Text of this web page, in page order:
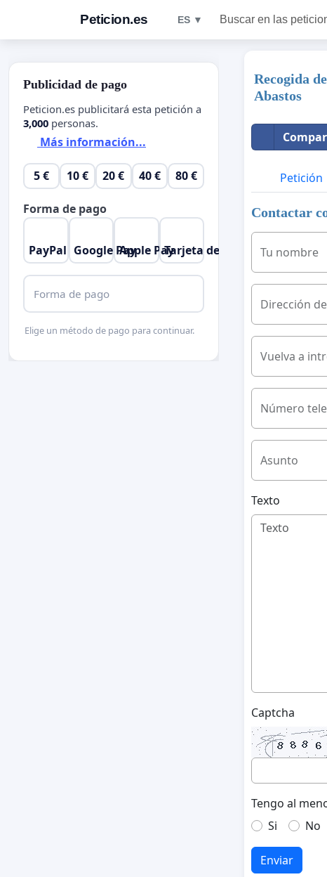
Peticion.es ES ▼ Buscar en las
Recogida
Abastos
Petición
Contactar
Tu nombre
Dirección
Vuelva a
Número
Asunto
Texto
Captcha
Tengo al
Si
No
Enviar
Publicidad de pago
Peticion.es publicitará esta petición a
3,000 personas.
Más información...
5 € 10 € 20 € 40 € 80 €
Forma de pago
PayPal Google PayApple PayTarjeta de crédito
Forma de pago
Elige un método de pago para continuar.